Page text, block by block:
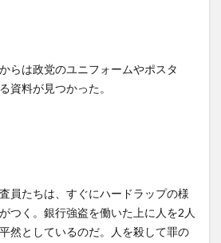
らは政党のユニフォームやポスタ
資料が見つかった。
員たちは、すぐにハードラップの様
つく。銀行強盗を働いた上に人を2人
然としているのだ。人を殺して罪の